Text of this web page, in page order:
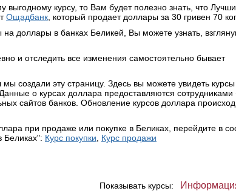
курсу, то Вам будет полезно знать, что
Ощадбанк , который продает доллары за 30 гривен 70
доллары в банках Беликей, Вы можете узнать,
и отследить все изменения самостоятельно бывает
создали эту страницу. Здесь вы можете увидеть курсы
о курсах доллара предоставляются
сайтов банков. Обновление курсов доллара
при продаже или покупке в Беликах, перейдите в
Беликах": Курс покупки Курс продажи
Показывать курсы: